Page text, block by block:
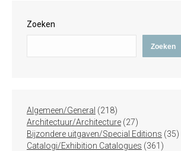
Zoeken
Zoeken
Algemeen/General 218218
producten
Architectuur/Architecture 2727
producten
Bijzondere uitgaven/Special Editions 3535
Catalogi/Exhibition Catalogues 361 361